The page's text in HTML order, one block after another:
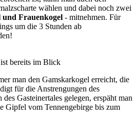
wählen und dabei noch zwei
und Frauenkogel - mitnehmen. Für
um die 3 Stunden ab
bereits im Blick
man den Gamskarkogel erreicht, die
für die Anstrengungen des
Gasteinertales gelegen, erspäht man
Gipfel vom Tennengebirge bis zum